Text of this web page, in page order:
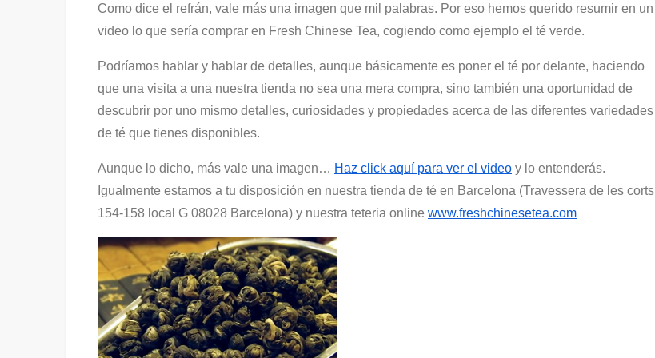
Como dice el refrán, vale más una imagen que mil palabras. Por eso hemos querido resumir en un
video lo que sería comprar en Fresh Chinese Tea, cogiendo como ejemplo el té verde.
Podríamos hablar y hablar de detalles, aunque básicamente es poner el té por delante, haciendo
que una visita a una nuestra tienda no sea una mera compra, sino también una oportunidad de
descubrir por uno mismo detalles, curiosidades y propiedades acerca de las diferentes variedades
de té que tienes disponibles.
Aunque lo dicho, más vale una imagen… Haz click aquí para ver el video y lo entenderás.
Igualmente estamos a tu disposición en nuestra tienda de té en Barcelona (Travessera de les corts
154-158 local G 08028 Barcelona) y nuestra teteria online www.freshchinesetea.com